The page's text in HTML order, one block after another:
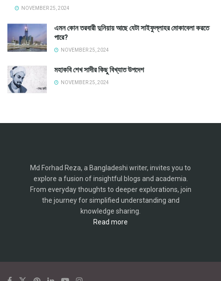
NOVEMBER 25, 2024
এমন কোন তরবারী দুনিয়ায় আছে যেটা সাইফুল্লাহর মোকাবেলা করতে
পারে?
NOVEMBER 25, 2024
মহাকবি শেখ সাদীর কিছু বিখ্যাত উপদেশ
NOVEMBER 25, 2024
Md Forhad Reza, a Bangladeshi writer, invites you to
explore a fusion of insightful blogs and academia.
From everyday thoughts to deeper explorations, join
the journey for simplified understanding and
knowledge sharing.
Read more